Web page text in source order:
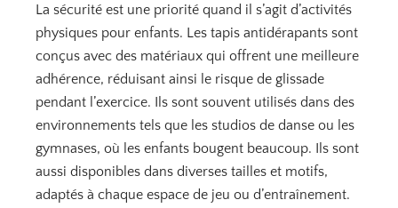
La sécurité est une priorité quand il s’agit d’activités
physiques pour enfants. Les tapis antidérapants sont
conçus avec des matériaux qui offrent une meilleure
adhérence, réduisant ainsi le risque de glissade
pendant l’exercice. Ils sont souvent utilisés dans des
environnements tels que les studios de danse ou les
gymnases, où les enfants bougent beaucoup. Ils sont
aussi disponibles dans diverses tailles et motifs,
adaptés à chaque espace de jeu ou d’entraînement.